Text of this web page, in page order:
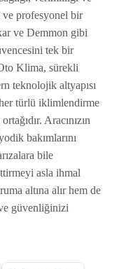
profesyonel bir
ve Demmon gibi
tek bir
Klima, sürekli
teknolojik altyapısı
türlü iklimlendirme
Aracınızın
bakımlarını
bile
asla ihmal
altına alır hem de
güvenliğinizi